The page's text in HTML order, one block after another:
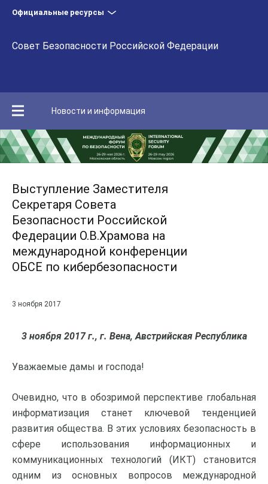
Официальные ресурсы
Совет Безопасности Российской Федерации
Новости и информация
Выступление Заместителя
Секретаря Совета
Безопасности Российской
Федерации О.В.Храмова на
международной конференции
ОБСЕ по кибербезопасности
3 ноября 2017
3 ноября 2017 г., г. Вена, Австрийская Республика
Уважаемые дамы и господа!
Очевидно, что в обозримой перспективе глобальная
информатизация станет ключевой тенденцией
развития общества. В этих условиях безопасность в
сфере использования информационных и
коммуникационных технологий (ИКТ) становится
одним из основных вопросов международной